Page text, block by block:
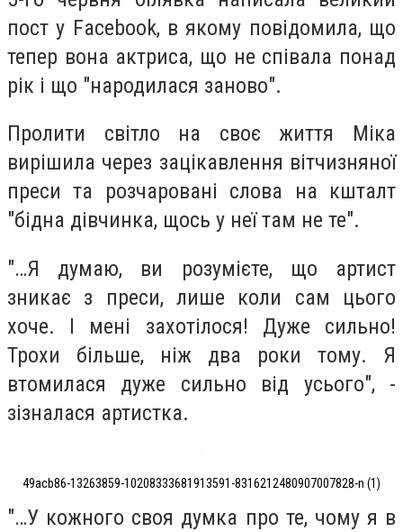
пост у Facebook, в якому повідомила, що
тепер вона актриса, що не співала понад
рік і що "народилася заново".
Пролити світло на своє життя Міка
вирішила через зацікавлення вітчизняної
преси та розчаровані слова на кшталт
"бідна дівчинка, щось у неї там не те".
"…Я думаю, ви розумієте, що артист
зникає з преси, лише коли сам цього
хоче. І мені захотілося! Дуже сильно!
Трохи більше, ніж два роки тому. Я
втомилася дуже сильно від усього", -
зізналася артистка.
49acb86-13263859-10208333681913591-8316212480907007828-n (1)
"…У кожного своя думка про те, чому я в